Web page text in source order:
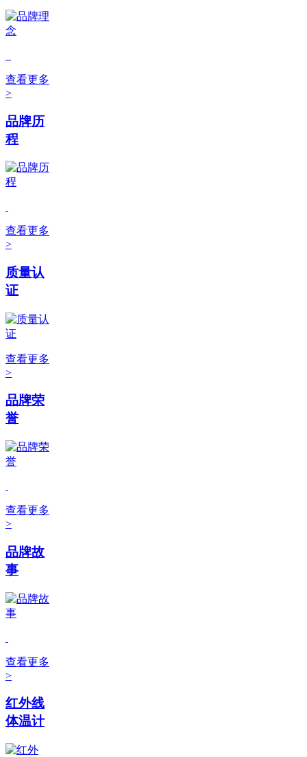
查看更多
>
品牌历
程
查看更多
>
质量认
证
查看更多
>
品牌荣
誉
查看更多
>
品牌故
事
查看更多
>
红外线
体温计